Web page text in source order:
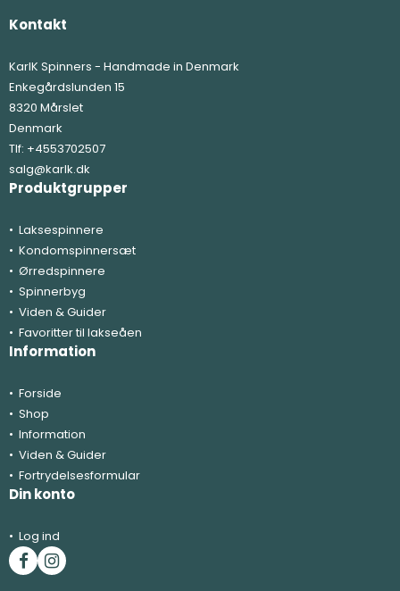
Kontakt
KarlK Spinners - Handmade in Denmark
Enkegårdslunden 15
8320 Mårslet
Denmark
Tlf: +4553702507
salg@karlk.dk
Produktgrupper
Laksespinnere
Kondomspinnersæt
Ørredspinnere
Spinnerbyg
Viden & Guider
Favoritter til lakseåen
Information
Forside
Shop
Information
Viden & Guider
Fortrydelsesformular
Din konto
Log ind